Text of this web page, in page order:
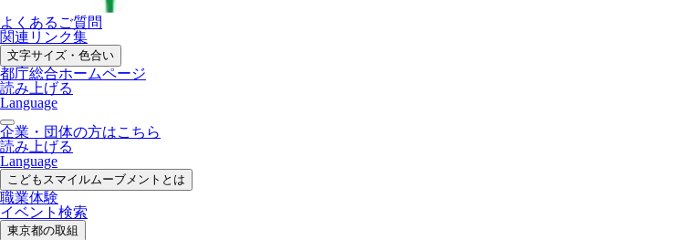
よくあるご質問
関連リンク集
文字サイズ・色合い
都庁総合ホームページ
読み上げる
Language
企業・団体の方はこちら
読み上げる
Language
こどもスマイルムーブメントとは
職業体験
イベント検索
東京都の取組